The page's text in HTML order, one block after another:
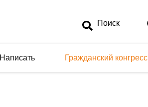
Написать Гражданский конгресс